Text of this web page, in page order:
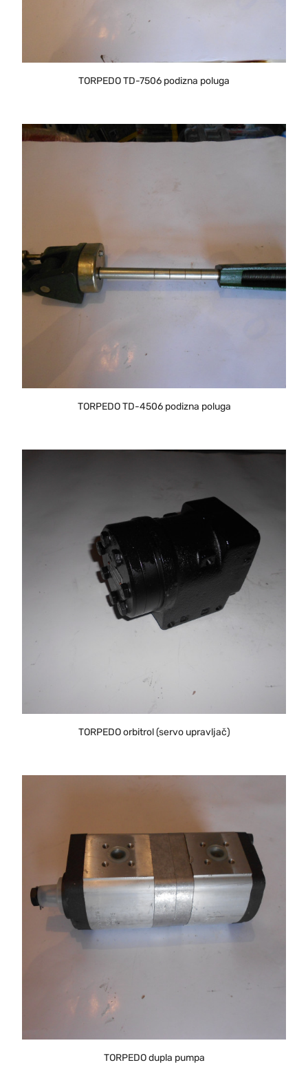
TORPEDO TD-7506 podizna poluga
TORPEDO TD-4506 podizna poluga
TORPEDO orbitrol (servo upravljač)
TORPEDO dupla pumpa